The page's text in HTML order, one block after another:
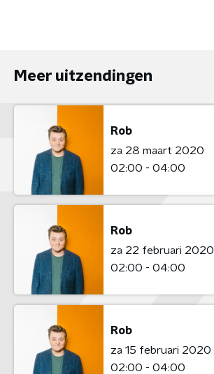
Meer uitzendingen
Rob
za 28 maart 2020
02:00 - 04:00
Rob
za 22 februari 2020
02:00 - 04:00
Rob
za 15 februari 2020
02:00 - 04:00